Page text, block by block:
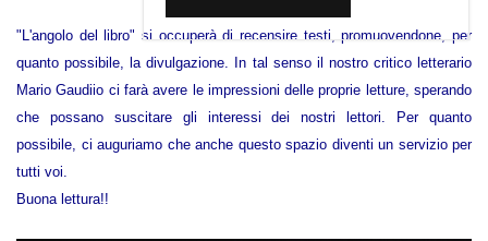
"L'angolo del libro" si occuperà di recensire testi, promuovendone, per
quanto possibile, la divulgazione. In tal senso il nostro critico letterario
Mario Gaudiio ci farà avere le impressioni delle proprie letture, sperando
che possano suscitare gli interessi dei nostri lettori. Per quanto
possibile, ci auguriamo che anche questo spazio diventi un servizio per
tutti voi.
Buona lettura!!